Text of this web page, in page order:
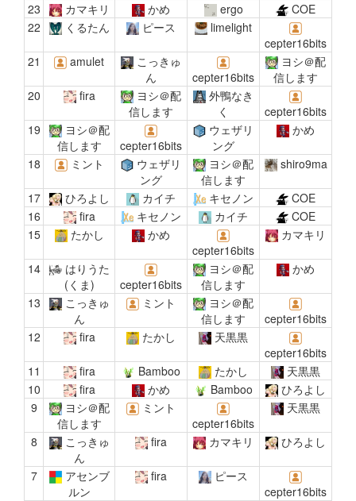
23
カマキリ かめ ergo
COE
22
くるたん ピース
limelight
cepter16bits
21
amulet
こっきゅ
ん
cepter16bits
ヨシ＠配
信します
20
fira
ヨシ＠配
信します
外鴨なき
く
cepter16bits
19
ヨシ＠配
信します
cepter16bits
ウェザリ
ング
かめ
18 ミント
ウェザリ
ング
ヨシ＠配
信します
shiro9ma
17 ひろよし カイチ キセノン
COE
16
fira キセノン カイチ
COE
15
たかし
かめ
cepter16bits
カマキリ
14
はりうた
(くま)
cepter16bits
ヨシ＠配
信します
かめ
13
こっきゅ
ん
ミント
ヨシ＠配
信します
cepter16bits
12
fira たかし
天黒黒
cepter16bits
11
fira Bamboo たかし
天黒黒
10
fira かめ Bamboo
ひろよし
9
ヨシ＠配
信します
ミント
cepter16bits
天黒黒
8
こっきゅ
ん
fira カマキリ ひろよし
7
アセンブ
ルン
fira
ピース
cepter16bits